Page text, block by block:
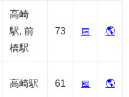
高崎
駅, 前
橋駅
73 📅 🌎
高崎駅 61 📅 🌎